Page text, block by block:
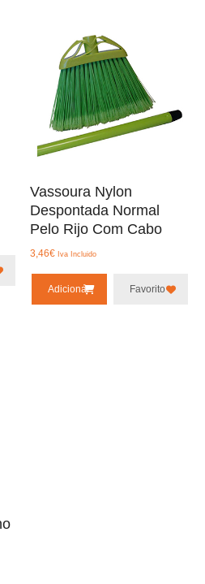
Vassoura Nylon
Despontada Normal
Pelo Rijo Com Cabo
3,46€ Iva Incluido
Adicionar Favorito